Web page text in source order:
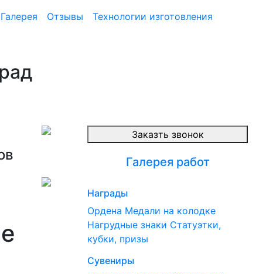
Галерея Отзывы
Технологии изготовления
Заказть звонок
Галерея работ
Награды
Ордена Медали на колодке
Нагрудные знаки Статуэтки,
кубки, призы
Сувениры